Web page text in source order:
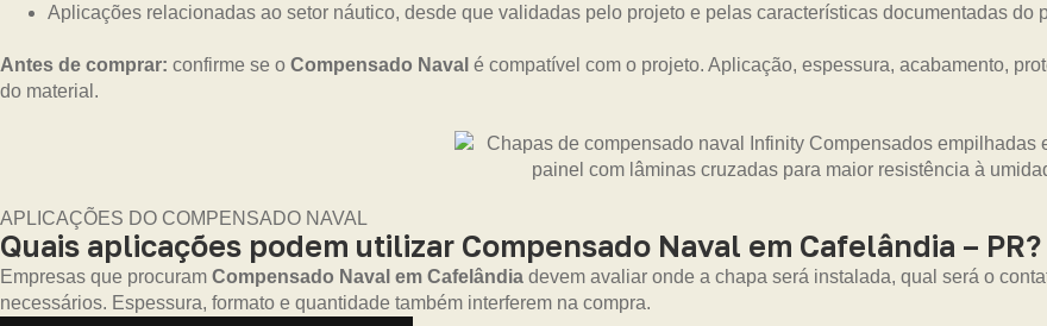
Aplicações relacionadas ao setor náutico, desde que validadas pelo projeto e pelas características documentadas do
Antes de comprar: confirme se o Compensado Naval é compatível com o projeto. Aplicação, espessura, acabamento,
do material.
APLICAÇÕES DO COMPENSADO NAVAL
Quais aplicações podem utilizar Compensado Naval em Cafelândia – PR?
Empresas que procuram Compensado Naval em Cafelândia devem avaliar onde a chapa será instalada, qual será o
necessários. Espessura, formato e quantidade também interferem na compra.